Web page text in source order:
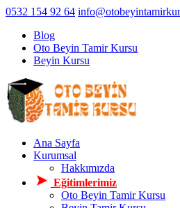
0532 154 92 64
Blog
Oto Beyin Tamir Kursu
Beyin Kursu
Ana Sayfa
Kurumsal
Hakkımızda
Eğitimlerimiz
Oto Beyin Tamir Kursu